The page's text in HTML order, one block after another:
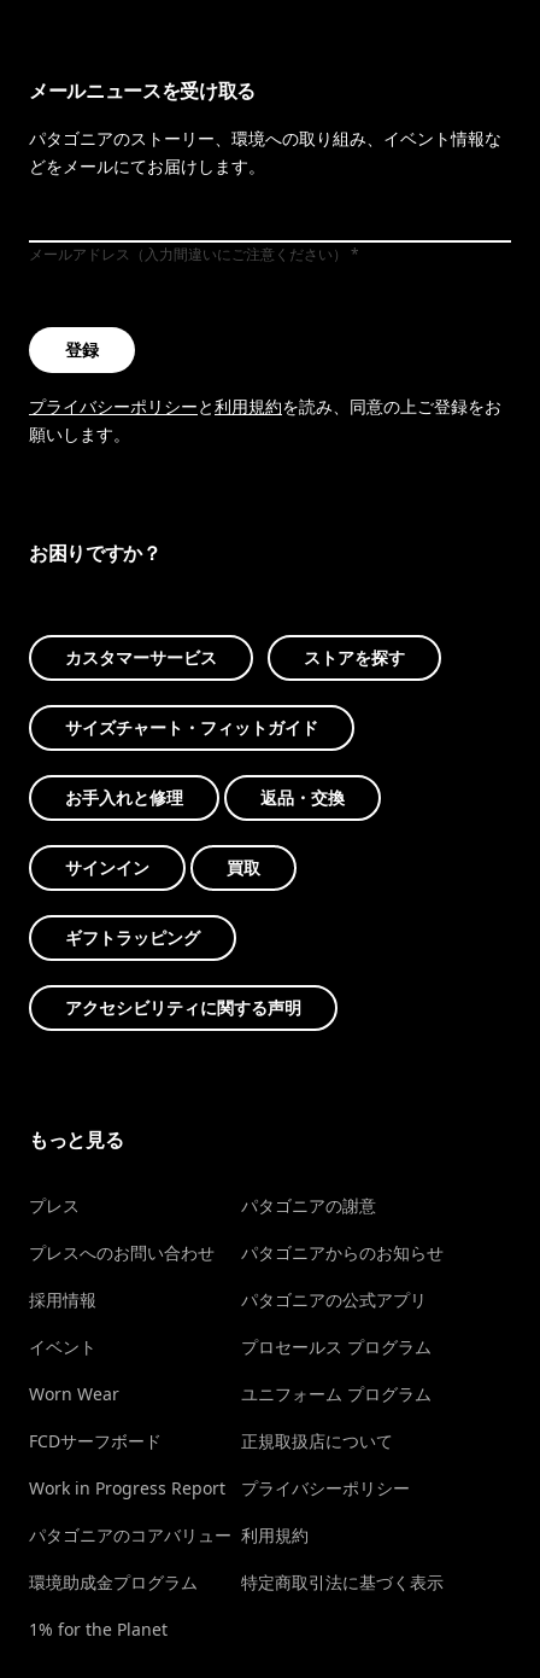
メールニュースを受け取る
パタゴニアのストーリー、環境への取り組み、イベント情報な
どをメールにてお届けします。
メールアドレス（入力間違いにご注意ください）
登録
プライバシーポリシーと利用規約を読み、同意の上ご登録をお
願いします。
お困りですか？
カスタマーサービス ストアを探す
サイズチャート・フィットガイド
お手入れと修理 返品・交換
サインイン 買取
ギフトラッピング
アクセシビリティに関する声明
もっと見る
プレス
プレスへのお問い合わせ
採用情報
イベント
Worn Wear
FCDサーフボード
Work in Progress Report
パタゴニアのコアバリュー
環境助成金プログラム
1% for the Planet
パタゴニアの謝意
パタゴニアからのお知らせ
パタゴニアの公式アプリ
プロセールス プログラム
ユニフォーム プログラム
正規取扱店について
プライバシーポリシー
利用規約
特定商取引法に基づく表示